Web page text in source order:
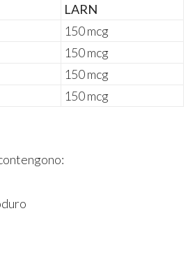
LARN
150 mcg
150 mcg
150 mcg
150 mcg